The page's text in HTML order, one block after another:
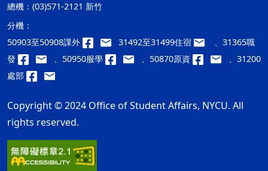
總機： (03)571-2121 新竹
分機：
50903至50908課外
31492至31499住宿
、31365職
發
、50950服學 、50870原資
、31200
處部
Copyright © 2024 Office of Student Affairs, NYCU. All
rights reserved.